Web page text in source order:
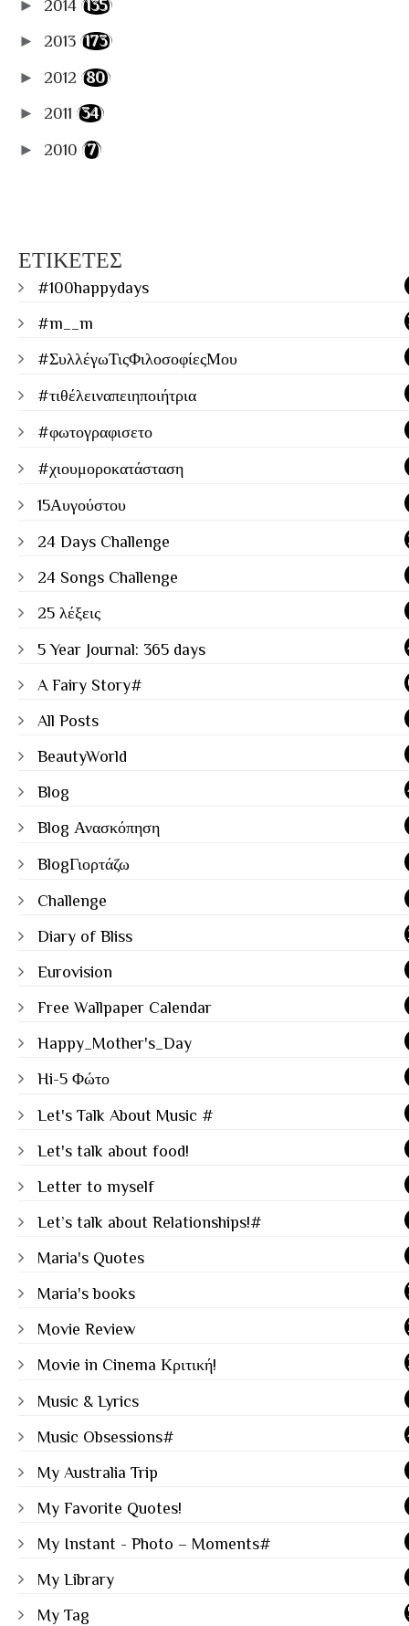
► 2014 (135)
► 2013 (173)
► 2012 (80)
► 2011 (34)
► 2010 (7)
ΕΤΙΚΕΤΕΣ
#100happydays
#m__m
#ΣυλλέγωΤιςΦιλοσοφίεςΜου
#τιθέλειναπειηποιήτρια
#φωτογραφισετο
#χιουμοροκατάσταση
15Αυγούστου
24 Days Challenge
24 Songs Challenge
25 λέξεις
5 Year Journal: 365 days
A Fairy Story#
All Posts
BeautyWorld
Blog
Blog Ανασκόπηση
BlogΓιορτάζω
Challenge
Diary of Bliss
Eurovision
Free Wallpaper Calendar
Happy_Mother's_Day
Hi-5 Φώτο
Let's Talk About Music #
Let's talk about food!
Letter to myself
Let’s talk about Relationships!#
Maria's Quotes
Maria's books
Movie Review
Movie in Cinema Κριτική!
Music & Lyrics
Music Obsessions#
My Australia Trip
My Favorite Quotes!
My Instant - Photo – Moments#
My Library
My Tag